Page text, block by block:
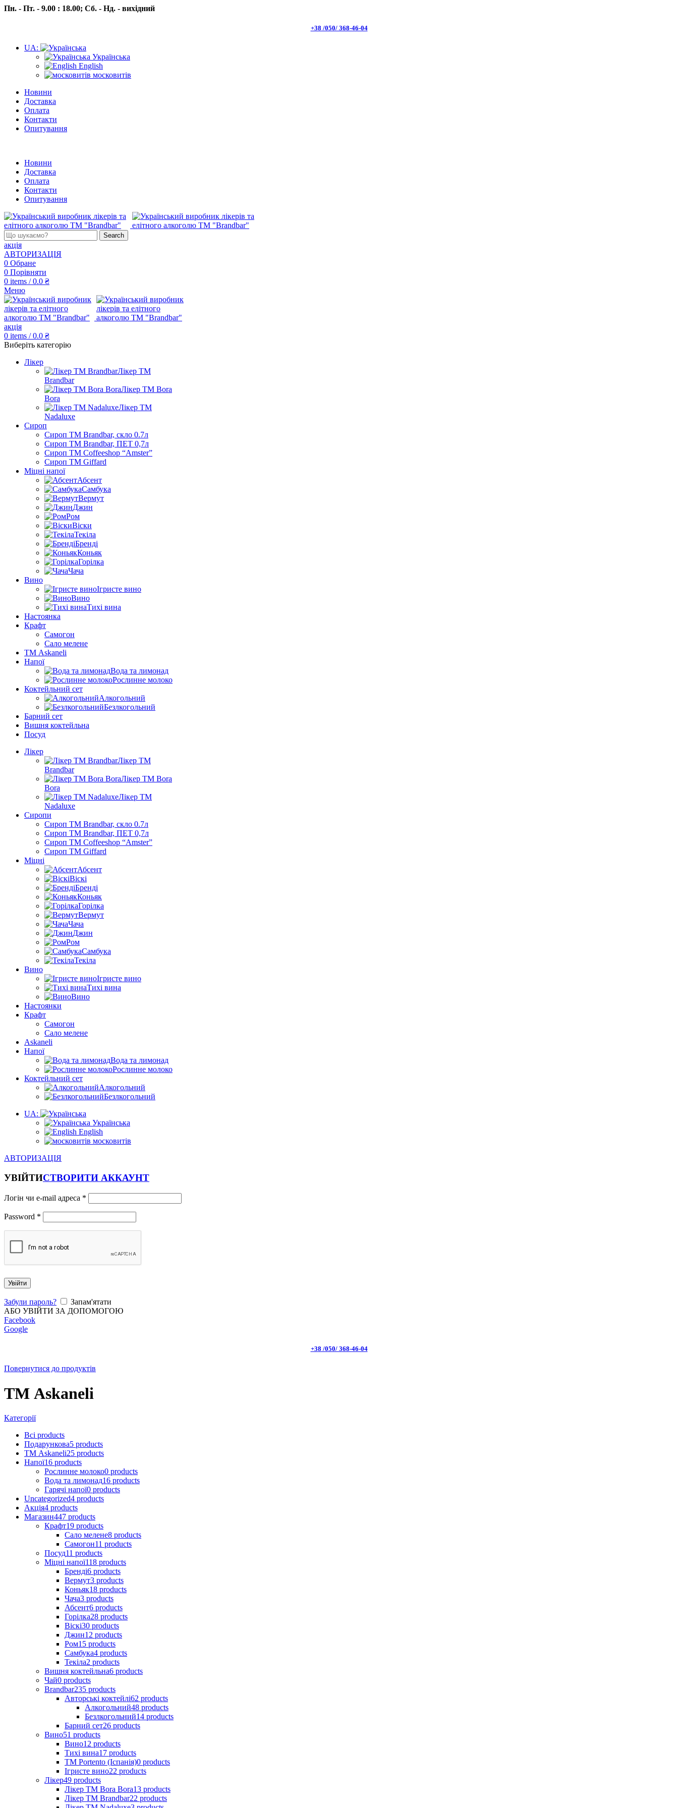
Пн. - Пт. - 9.00 : 18.00; Сб. - Нд. - вихідний
+38 /050/ 368-46-04
UA:
Українська
English
московитів
Новини
Доставка
Оплата
Контакти
Опитування
Новини
Доставка
Оплата
Контакти
Опитування
Search
акція
АВТОРИЗАЦІЯ
0 Обране
0 Порівняти
0 items / 0.0 ₴
Меню
акція
0 items / 0.0 ₴
Виберіть категорію
Лікер
Лікер ТМ
Brandbar
Лікер ТМ Bora
Bora
Лікер ТМ
Nadaluxe
Сироп
Сироп TM Brandbar, скло 0.7л
Сироп TM Brandbar, ПЕТ 0,7л
Сироп TM Coffeeshop “Amster”
Сироп TM Giffard
Міцні напої
Абсент
Самбука
Вермут
Джин
Ром
Віски
Текіла
Бренді
Коньяк
Горілка
Чача
Вино
Ігристе вино
Вино
Тихі вина
Настоянка
Крафт
Самогон
Сало мелене
ТМ Askaneli
Напої
Вода та лимонад
Рослинне молоко
Коктейльний сет
Алкогольний
Безлкогольний
Барний сет
Вишня коктейльна
Посуд
Лікер
Лікер ТМ
Brandbar
Лікер ТМ Bora
Bora
Лікер ТМ
Nadaluxe
Сиропи
Сироп TM Brandbar, скло 0.7л
Сироп TM Brandbar, ПЕТ 0,7л
Сироп TM Coffeeshop “Amster”
Сироп TM Giffard
Міцні
Абсент
Віскі
Бренді
Коньяк
Горілка
Вермут
Чача
Джин
Ром
Самбука
Текіла
Вино
Ігристе вино
Тихі вина
Вино
Настоянки
Крафт
Самогон
Сало мелене
Askaneli
Напої
Вода та лимонад
Рослинне молоко
Коктейльний сет
Алкогольний
Безлкогольний
UA:
Українська
English
московитів
АВТОРИЗАЦІЯ
УВІЙТИСТВОРИТИ АККАУНТ
Логін чи e-mail адреса *
Password *
Увійти
Забули пароль?
Запам'ятати
АБО УВІЙТИ ЗА ДОПОМОГОЮ
Facebook
Google
+38 /050/ 368-46-04
Повернутися до продуктів
ТМ Askaneli
Категорії
Всі products
Подарункова5 products
ТМ Askaneli25 products
Напої16 products
Рослинне молоко0 products
Вода та лимонад16 products
Гарячі напої0 products
Uncategorized4 products
Акція4 products
Магазин447 products
Крафт19 products
Сало мелене8 products
Самогон11 products
Посуд11 products
Міцні напої118 products
Бренді6 products
Вермут3 products
Коньяк18 products
Чача3 products
Абсент6 products
Горілка28 products
Віскі30 products
Джин12 products
Ром15 products
Самбука4 products
Текіла2 products
Вишня коктейльна6 products
Чай0 products
Brandbar235 products
Авторські коктейлі62 products
Алкогольний48 products
Безлкогольний14 products
Барний сет26 products
Вино51 products
Вино12 products
Тихі вина17 products
ТМ Portento (Іспанія)0 products
Ігристе вино22 products
Лікер49 products
Лікер ТМ Bora Bora13 products
Лікер ТМ Brandbar22 products